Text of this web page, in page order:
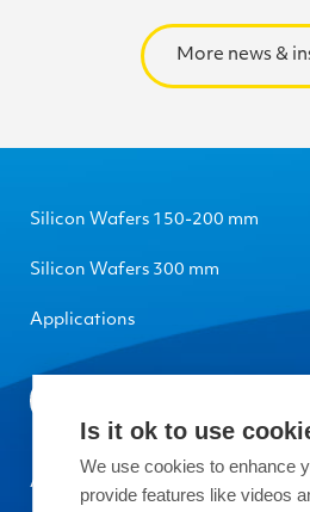
More news &
Silicon Wafers 150-200 mm
Silicon Wafers 300 mm
Applications
About Okmetic
Is it ok to use
We use cookies to enhance
provide features like videos